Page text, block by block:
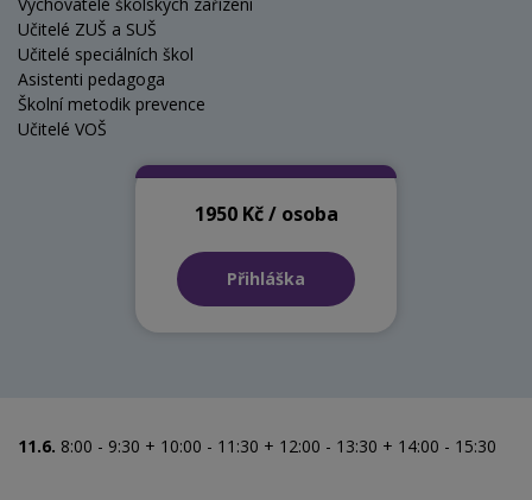
Učitelé ZUŠ a SUŠ
Učitelé speciálních škol
Asistenti pedagoga
Školní metodik prevence
Učitelé VOŠ
1950 Kč / osoba
Přihláška
11.6. 8:00 - 9:30 + 10:00 - 11:30 + 12:00 - 13:30 + 14:00 - 15:30